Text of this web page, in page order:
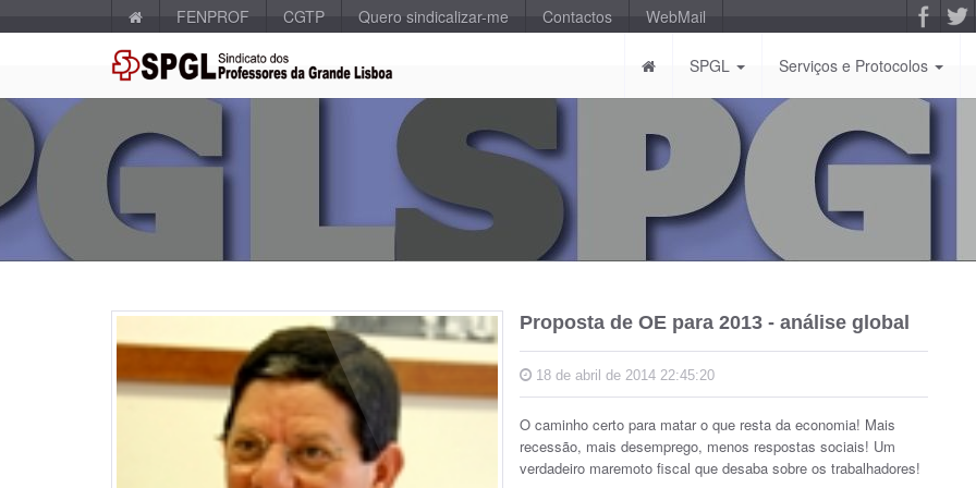
FENPROF CGTP Quero sindicalizar-me Contactos WebMail
SPGL Serviços e Protocolos
Proposta de OE para 2013 - análise global
18 de abril de 2014 22:45:20
O caminho certo para matar o que resta da economia! Mais
recessão, mais desemprego, menos respostas sociais! Um
verdadeiro maremoto fiscal que desaba sobre os trabalhadores!